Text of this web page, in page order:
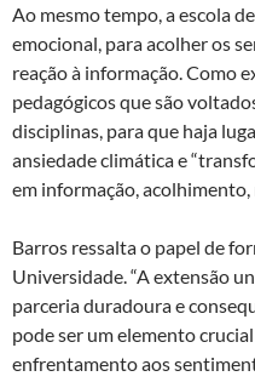
Ao mesmo tempo, a escola
emocional, para acolher os
reação à informação. Como
pedagógicos que são
disciplinas, para que haja
ansiedade climática e
em informação, acolhimento,
Barros ressalta o papel de
Universidade. “A extensão
parceria duradoura e
pode ser um elemento
enfrentamento aos